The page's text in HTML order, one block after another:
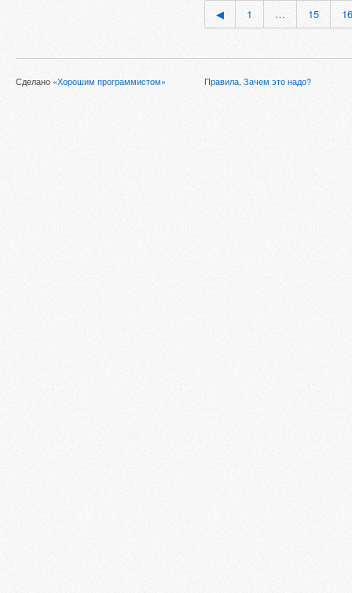
◀ 1 … 15 16
Сделано «Хорошим программистом» Правила, Зачем это надо?